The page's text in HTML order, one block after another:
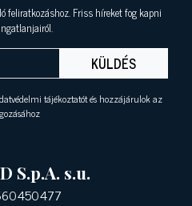
feliratkozáshoz. Friss híreket fog kapni
KÜLDÉS
tájékoztatót és hozzájárulok az
S.p.A. s.u.